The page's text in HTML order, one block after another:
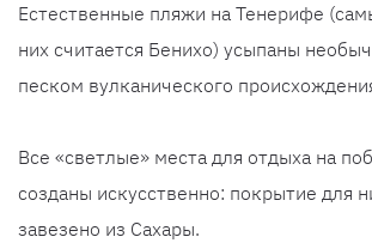
Естественные пляжи на Тенерифе
них считается Бенихо) усыпаны
песком вулканического
Все «светлые» места для отдыха на
созданы искусственно: покрытие для
завезено из Сахары.